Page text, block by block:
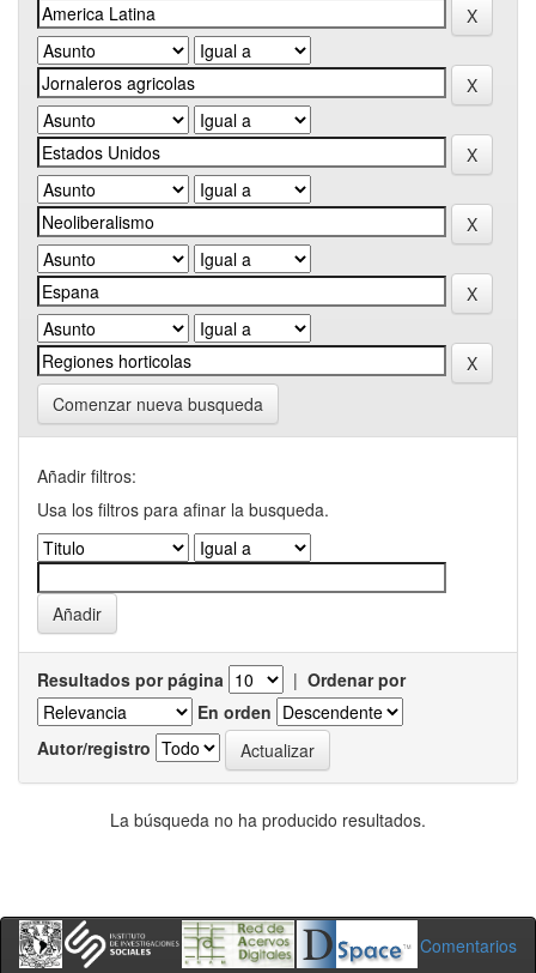
Comenzar nueva busqueda
Añadir filtros:
Usa los filtros para afinar la busqueda.
Resultados por página | Ordenar por
En orden
Autor/registro
La búsqueda no ha producido resultados.
Comentarios